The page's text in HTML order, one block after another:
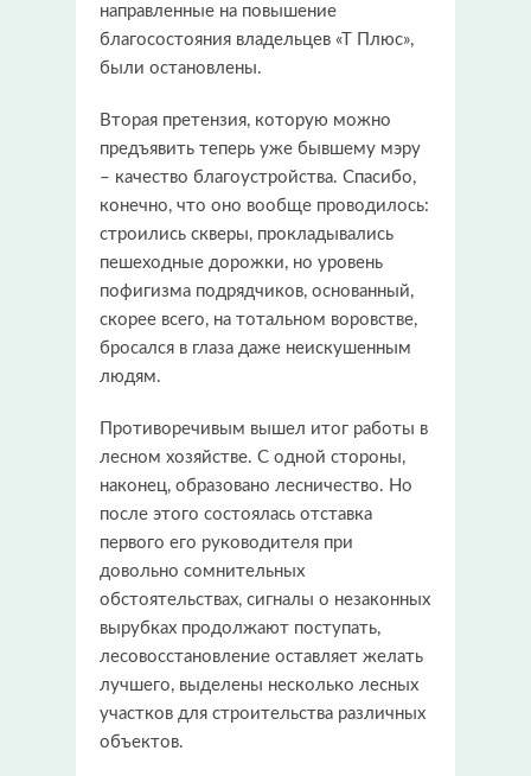
направленные на повышение
благосостояния владельцев «Т Плюс»,
были остановлены.
Вторая претензия, которую можно
предъявить теперь уже бывшему мэру
– качество благоустройства. Спасибо,
конечно, что оно вообще проводилось:
строились скверы, прокладывались
пешеходные дорожки, но уровень
пофигизма подрядчиков, основанный,
скорее всего, на тотальном воровстве,
бросался в глаза даже неискушенным
людям.
Противоречивым вышел итог работы в
лесном хозяйстве. С одной стороны,
наконец, образовано лесничество. Но
после этого состоялась отставка
первого его руководителя при
довольно сомнительных
обстоятельствах, сигналы о незаконных
вырубках продолжают поступать,
лесовосстановление оставляет желать
лучшего, выделены несколько лесных
участков для строительства различных
объектов.